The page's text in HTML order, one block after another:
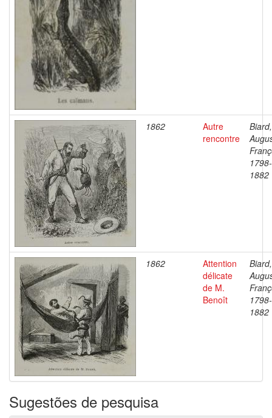
1862
Autre
rencontre
Biard,
1798-
1882
1862
Attention
délicate
de M.
Benoît
Biard,
1798-
1882
Sugestões de pesquisa